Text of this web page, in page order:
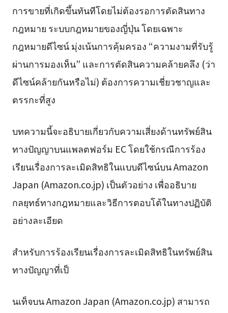
การขายที่เกิดขึ้นทันทีโดยไม่ต้องรอการตัดสินทาง
กฎหมาย ระบบกฎหมายของญี่ปุ่น โดยเฉพาะ
กฎหมายดีไซน์ มุ่งเน้นการคุ้มครอง “ความงามที่รับรู้
ผ่านการมองเห็น” และการตัดสินความคล้ายคลึง (ว่า
ดีไซน์คล้ายกันหรือไม่) ต้องการความเชี่ยวชาญและ
ตรรกะที่สูง
บทความนี้จะอธิบายเกี่ยวกับความเสี่ยงด้านทรัพย์สิน
ทางปัญญาบนแพลตฟอร์ม EC โดยใช้กรณีการร้อง
เรียนเรื่องการละเมิดสิทธิในแบบดีไซน์บน Amazon
Japan (Amazon.co.jp) เป็นตัวอย่าง เพื่ออธิบาย
กลยุทธ์ทางกฎหมายและวิธีการตอบโต้ในทางปฏิบัติ
อย่างละเอียด
สำหรับการร้องเรียนเรื่องการละเมิดสิทธิในทรัพย์สิน
ทางปัญญาที่เป็
นเท็จบน Amazon Japan (Amazon.co.jp) สามารถ